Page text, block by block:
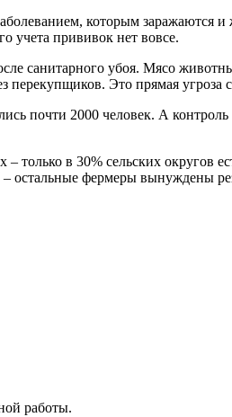
которым
учета прививок нет вовсе.
санитарного убоя. Мясо
Это прямая угроза
почти 2000 человек. А
– только в 30% сельских
фермеры вынуждены
работы.